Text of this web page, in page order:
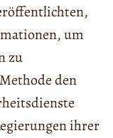
um
zu
den
ihrer